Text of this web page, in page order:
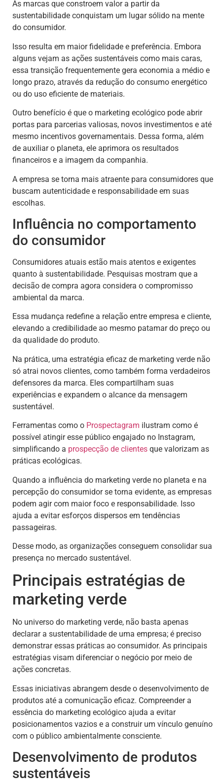
As marcas que constroem valor a partir da
sustentabilidade conquistam um lugar sólido na mente
do consumidor.
Isso resulta em maior fidelidade e preferência. Embora
alguns vejam as ações sustentáveis como mais caras,
essa transição frequentemente gera economia a médio e
longo prazo, através da redução do consumo energético
ou do uso eficiente de materiais.
Outro benefício é que o marketing ecológico pode abrir
portas para parcerias valiosas, novos investimentos e até
mesmo incentivos governamentais. Dessa forma, além
de auxiliar o planeta, ele aprimora os resultados
financeiros e a imagem da companhia.
A empresa se torna mais atraente para consumidores que
buscam autenticidade e responsabilidade em suas
escolhas.
Influência no comportamento
do consumidor
Consumidores atuais estão mais atentos e exigentes
quanto à sustentabilidade. Pesquisas mostram que a
decisão de compra agora considera o compromisso
ambiental da marca.
Essa mudança redefine a relação entre empresa e cliente,
elevando a credibilidade ao mesmo patamar do preço ou
da qualidade do produto.
Na prática, uma estratégia eficaz de marketing verde não
só atrai novos clientes, como também forma verdadeiros
defensores da marca. Eles compartilham suas
experiências e expandem o alcance da mensagem
sustentável.
Ferramentas como o Prospectagram ilustram como é
possível atingir esse público engajado no Instagram,
simplificando a prospecção de clientes que valorizam as
práticas ecológicas.
Quando a influência do marketing verde no planeta e na
percepção do consumidor se torna evidente, as empresas
podem agir com maior foco e responsabilidade. Isso
ajuda a evitar esforços dispersos em tendências
passageiras.
Desse modo, as organizações conseguem consolidar sua
presença no mercado sustentável.
Principais estratégias de
marketing verde
No universo do marketing verde, não basta apenas
declarar a sustentabilidade de uma empresa; é preciso
demonstrar essas práticas ao consumidor. As principais
estratégias visam diferenciar o negócio por meio de
ações concretas.
Essas iniciativas abrangem desde o desenvolvimento de
produtos até a comunicação eficaz. Compreender a
essência do marketing ecológico ajuda a evitar
posicionamentos vazios e a construir um vínculo genuíno
com o público ambientalmente consciente.
Desenvolvimento de produtos
sustentáveis